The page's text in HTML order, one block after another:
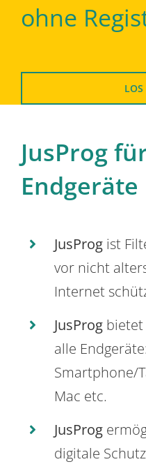
ohne
LOS
JusProg
Endgeräte
JusProg ist
vor nicht
Internet
JusProg
alle
Smartphone/
Mac etc.
JusProg
digitale